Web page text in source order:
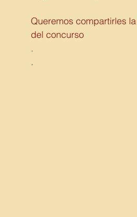
Queremos compartirles
del concurso
.
.